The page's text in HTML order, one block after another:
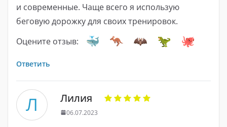
и современные. Чаще всего я использую
беговую дорожку для своих тренировок.
Оцените отзыв:
Ответить
Л Лилия
06.07.2023